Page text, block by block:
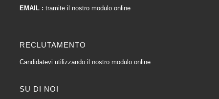
EMAIL : tramite il nostro modulo online
RECLUTAMENTO
Candidatevi utilizzando il nostro modulo online
SU DI NOI